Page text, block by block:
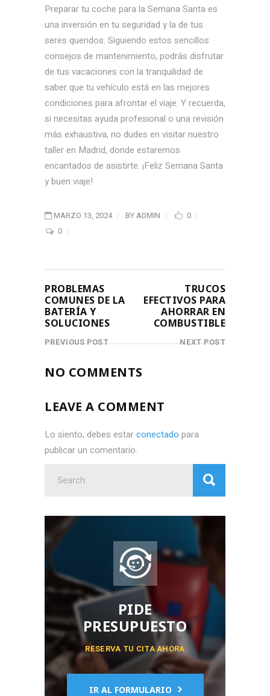
Preparar tu coche para la Semana Santa es
una inversión en tu seguridad y la de tus
seres queridos. Siguiendo estos sencillos
consejos de mantenimiento, podrás disfrutar
de tus vacaciones con la tranquilidad de
saber que tu vehículo está en las mejores
condiciones para afrontar el viaje. Y recuerda,
si necesitas ayuda profesional o una revisión
más exhaustiva, no dudes en visitar nuestro
taller en Madrid, donde estaremos
encantados de asistirte. ¡Feliz Semana Santa
y buen viaje!
MARZO 13, 2024 BYADMIN
0
0
PROBLEMAS
COMUNES DE LA
BATERÍA Y
SOLUCIONES
PREVIOUS POST
TRUCOS
EFECTIVOS PARA
AHORRAR EN
COMBUSTIBLE
NEXT POST
NO COMMENTS
LEAVE A COMMENT
Lo siento, debes estarconectado para
publicar un comentario.
PIDE
PRESUPUESTO
RESERVA TU CITA AHORA
IR AL FORMULARIO